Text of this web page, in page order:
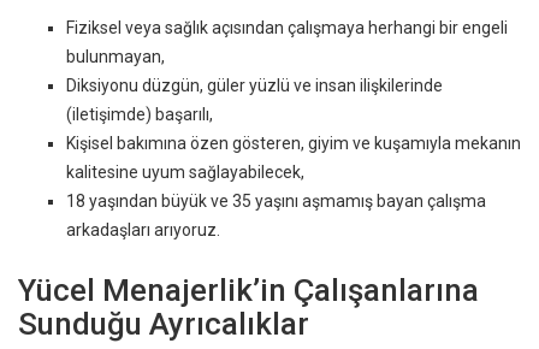
Fiziksel veya sağlık açısından çalışmaya herhangi bir engeli
bulunmayan,
Diksiyonu düzgün, güler yüzlü ve insan ilişkilerinde
(iletişimde) başarılı,
Kişisel bakımına özen gösteren, giyim ve kuşamıyla mekanın
kalitesine uyum sağlayabilecek,
18 yaşından büyük ve 35 yaşını aşmamış bayan çalışma
arkadaşları arıyoruz.
Yücel Menajerlik’in Çalışanlarına
Sunduğu Ayrıcalıklar